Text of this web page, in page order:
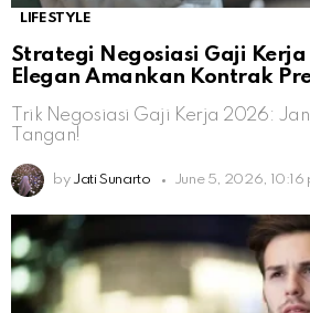
LIFESTYLE
Strategi Negosiasi Gaji
Elegan Amankan Kontrak
Trik Negosiasi Gaji Kerja 2026:
Tangan!
by Jati Sunarto June 5, 2026, 10:16